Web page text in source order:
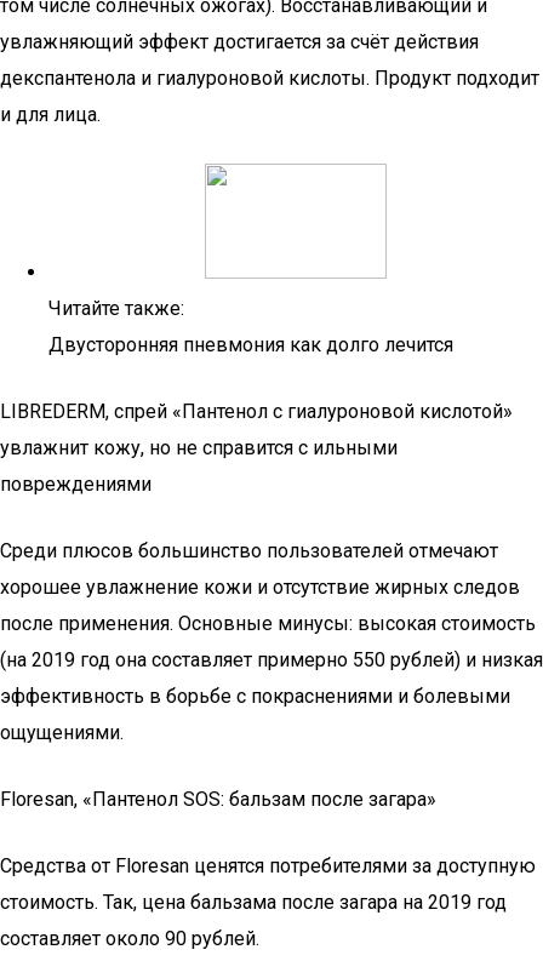
том числе солнечных ожогах). Восстанавливающий и
увлажняющий эффект достигается за счёт действия
декспантенола и гиалуроновой кислоты. Продукт подходит
и для лица.
Читайте также:
Двусторонняя пневмония как долго лечится
LIBREDERM, спрей «Пантенол с гиалуроновой кислотой»
увлажнит кожу, но не справится с ильными
повреждениями
Среди плюсов большинство пользователей отмечают
хорошее увлажнение кожи и отсутствие жирных следов
после применения. Основные минусы: высокая стоимость
(на 2019 год она составляет примерно 550 рублей) и низкая
эффективность в борьбе с покраснениями и болевыми
ощущениями.
Floresan, «Пантенол SOS: бальзам после загара»
Средства от Floresan ценятся потребителями за доступную
стоимость. Так, цена бальзама после загара на 2019 год
составляет около 90 рублей.